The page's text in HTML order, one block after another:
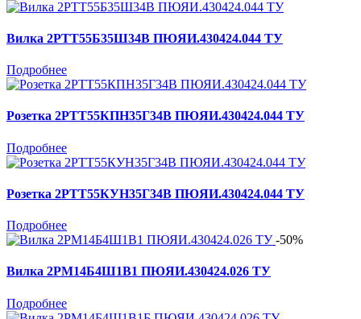
Вилка 2РТТ55Б35Ш34В ПЮЯИ.430424.044 ТУ
Подробнее
Розетка 2РТТ55КПН35Г34В ПЮЯИ.430424.044 ТУ
Подробнее
Розетка 2РТТ55КУН35Г34В ПЮЯИ.430424.044 ТУ
Подробнее
-50%
Вилка 2РМ14Б4Ш1В1 ПЮЯИ.430424.026 ТУ
Подробнее